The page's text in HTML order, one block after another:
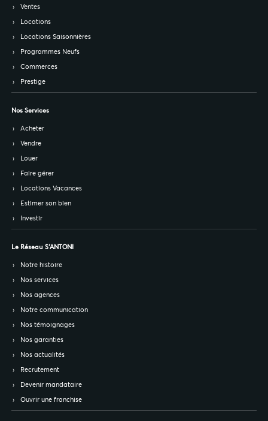
Ventes
Locations
Locations Saisonnières
Programmes Neufs
Commerces
Prestige
Nos Services
Acheter
Vendre
Louer
Faire gérer
Locations Vacances
Estimer son bien
Investir
Le Réseau S’ANTONI
Notre histoire
Nos services
Nos agences
Notre communication
Nos témoignages
Nos garanties
Nos actualités
Recrutement
Devenir mandataire
Ouvrir une franchise